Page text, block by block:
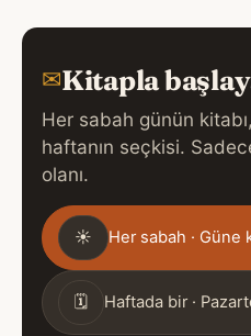
✉Kitapla
Her sabah günün
haftanın seçkisi.
olanı.
Gönderim
sıklığı
☀ Her sabah · Güne
🗓 Haftada bir ·